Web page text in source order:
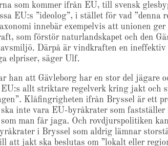
som kommer ifrån EU, till svensk
EU:s ”ideolog”, i stället för vad ”denna
innebär exempelvis att unionen
som förstör naturlandskapet och den
Därpå är vindkraften en ineffektiv
elpriser, säger Ulf.
han att Gävleborg har en stor del jägare
EU:s allt striktare regelverk kring jakt och
Klåfingrigheten ifrån Bryssel är ett
ska inte vara EU-byråkrater som
man får jaga. Och rovdjurspolitiken
i Bryssel som aldrig lämnar
att jakt ska beslutas om ”lokalt eller